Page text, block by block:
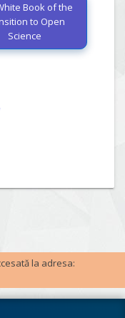
Book of the
to Open
Science
la adresa: